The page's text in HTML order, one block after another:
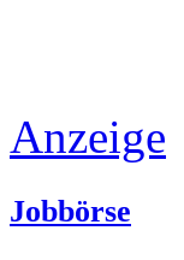
Anzeige
Jobbörse